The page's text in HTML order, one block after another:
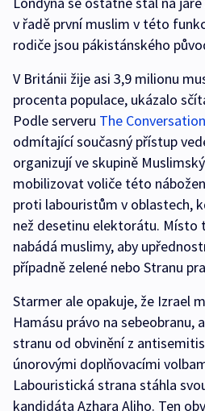
v řadě první muslim v této
rodiče jsou pákistánského
V Británii žije asi 3,9 milionu
procenta populace, ukázalo
Podle serveru The Conversation
odmítající současný přístup
organizují ve skupině
mobilizovat voliče této
proti labouristům v oblastech,
než desetinu elektorátu. Místo
nabádá muslimy, aby
případně zelené nebo Stranu
Starmer ale opakuje, že Izrael
Hamásu právo na sebeobranu,
stranu od obvinění z
únorovými doplňovacími
Labouristická strana stáhla
kandidáta Azhara Aliho. Ten